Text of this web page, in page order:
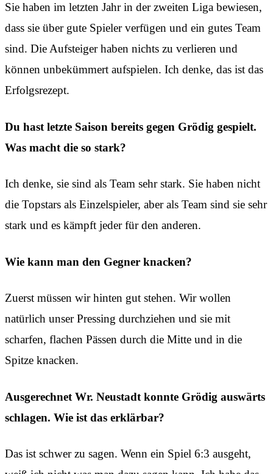
Sie haben im letzten Jahr in der zweiten Liga bewiesen,
dass sie über gute Spieler verfügen und ein gutes Team
sind. Die Aufsteiger haben nichts zu verlieren und
können unbekümmert aufspielen. Ich denke, das ist das
Erfolgsrezept.
Du hast letzte Saison bereits gegen Grödig gespielt.
Was macht die so stark?
Ich denke, sie sind als Team sehr stark. Sie haben nicht
die Topstars als Einzelspieler, aber als Team sind sie sehr
stark und es kämpft jeder für den anderen.
Wie kann man den Gegner knacken?
Zuerst müssen wir hinten gut stehen. Wir wollen
natürlich unser Pressing durchziehen und sie mit
scharfen, flachen Pässen durch die Mitte und in die
Spitze knacken.
Ausgerechnet Wr. Neustadt konnte Grödig auswärts
schlagen. Wie ist das erklärbar?
Das ist schwer zu sagen. Wenn ein Spiel 6:3 ausgeht,